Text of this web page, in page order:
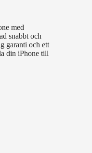
med
snabbt och
garanti och ett
din iPhone till